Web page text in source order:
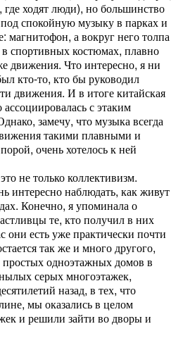
где ходят люди), но большинство
спокойную музыку в парках и
магнитофон, а вокруг него толпа
в спортивных костюмах, плавно
движения. Что интересно, я ни
кто-то, кто бы руководил
движения. И в итоге китайская
с этаким
замечу, что музыка всегда
такими плавными и
очень хотелось к ней
не только коллективизм.
интересно наблюдать, как живут
Конечно, я упоминала о
те, кто получил в них
они есть уже практически почти
так же и много другого,
одноэтажных домов в
серых многоэтажек,
назад, в тех, что
мы оказались в целом
и решили зайти во дворы и